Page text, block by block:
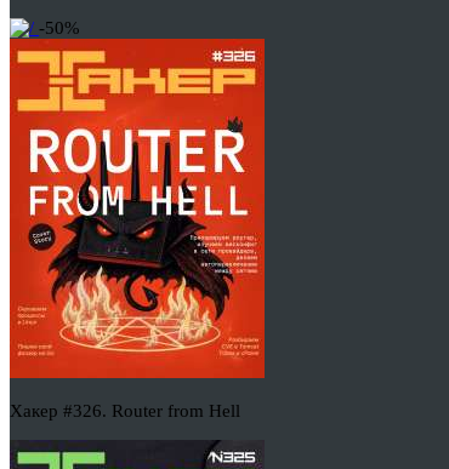
-50%
Хакер #326. Router from Hell